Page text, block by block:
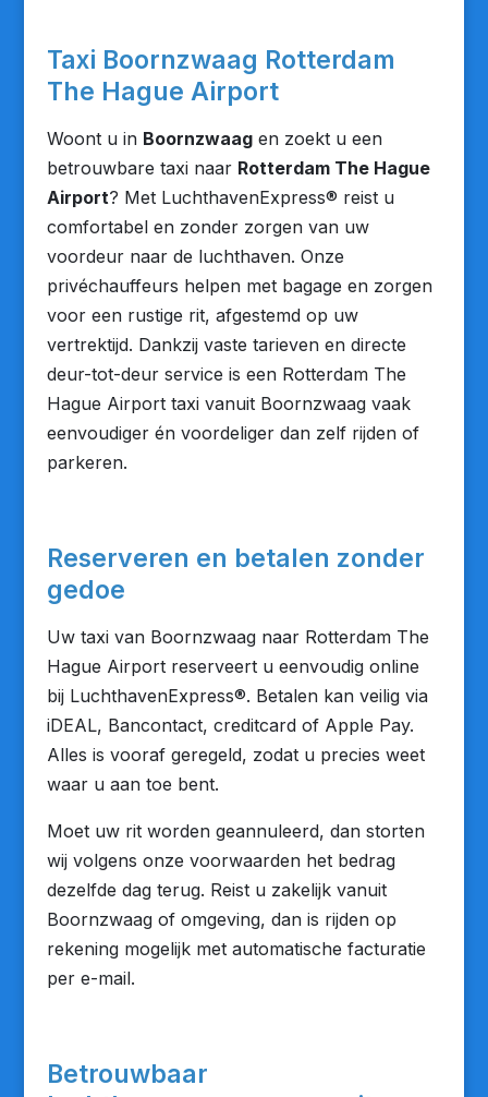
Taxi Boornzwaag Rotterdam
The Hague Airport
Woont u in Boornzwaagen zoekt u een
betrouwbare taxi naar Rotterdam The Hague
Airport? Met LuchthavenExpress® reist u
comfortabel en zonder zorgen van uw
voordeur naar de luchthaven. Onze
privéchauffeurs helpen met bagage en zorgen
voor een rustige rit, afgestemd op uw
vertrektijd. Dankzij vaste tarieven en directe
deur-tot-deur service is een Rotterdam The
Hague Airport taxi vanuit Boornzwaag vaak
eenvoudiger én voordeliger dan zelf rijden of
parkeren.
Reserveren en betalen zonder
gedoe
Uw taxi van Boornzwaag naar Rotterdam The
Hague Airport reserveert u eenvoudig online
bij LuchthavenExpress®. Betalen kan veilig via
iDEAL, Bancontact, creditcard of Apple Pay.
Alles is vooraf geregeld, zodat u precies weet
waar u aan toe bent.
Moet uw rit worden geannuleerd, dan storten
wij volgens onze voorwaarden het bedrag
dezelfde dag terug. Reist u zakelijk vanuit
Boornzwaag of omgeving, dan is rijden op
rekening mogelijk met automatische facturatie
per e-mail.
Betrouwbaar